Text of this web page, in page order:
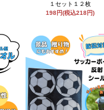
１セット１２枚
198円(税込218円)